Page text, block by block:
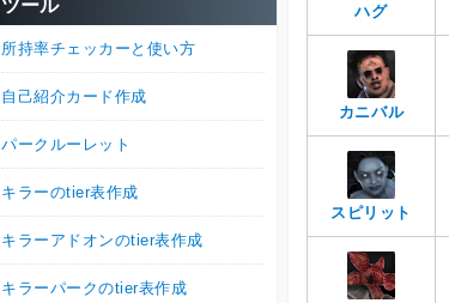
ハグ
カニバル
スピリット
ツール
所持率チェッカーと使い方
自己紹介カード作成
パークルーレット
キラーのtier表作成
キラーアドオンのtier表作成
キラーパークのtier表作成